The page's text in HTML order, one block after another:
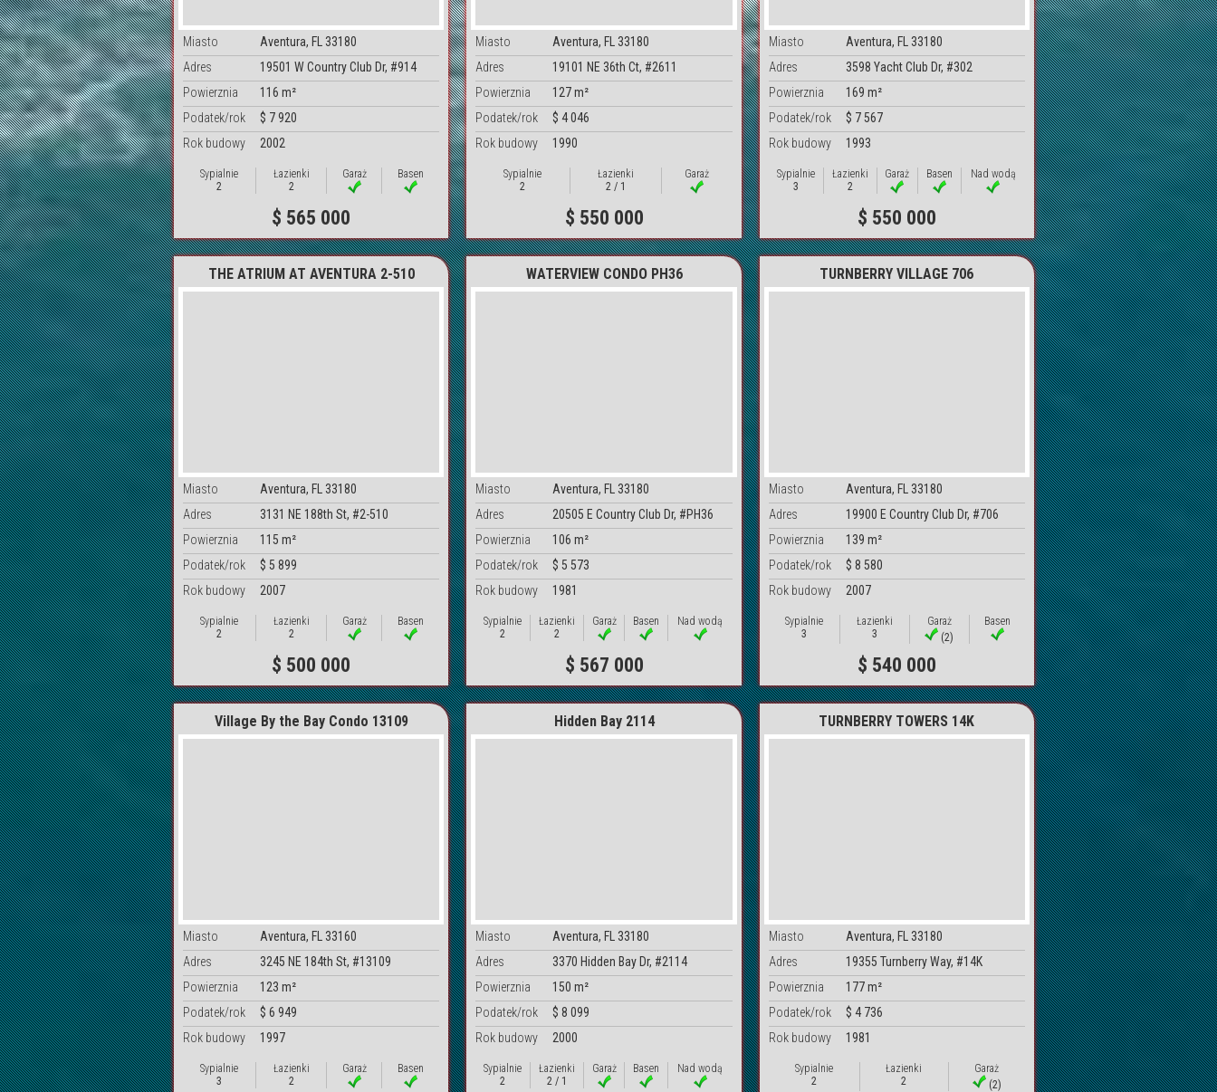
Miasto
Aventura, FL 33180
Adres
19501 W Country Club Dr, #914
Powierznia
116 m²
Podatek/rok
$ 7 920
Rok budowy
2002
Sypialnie
2
Łazienki
2
Garaż Basen
$ 565 000
Miasto
Aventura, FL 33180
Adres
19101 NE 36th Ct, #2611
Powierznia
127 m²
Podatek/rok
$ 4 046
Rok budowy
1990
Sypialnie
2
Łazienki
2 / 1
Garaż
$ 550 000
Miasto
Aventura, FL 33180
Adres
3598 Yacht Club Dr, #302
Powierznia
169 m²
Podatek/rok
$ 7 567
Rok budowy
1993
Sypialnie
3
Łazienki
2
Garaż Basen Nad wodą
$ 550 000
THE ATRIUM AT AVENTURA 2-510
Miasto
Aventura, FL 33180
Adres
3131 NE 188th St, #2-510
Powierznia
115 m²
Podatek/rok
$ 5 899
Rok budowy
2007
Sypialnie
2
Łazienki
2
Garaż Basen
$ 500 000
WATERVIEW CONDO PH36
Miasto
Aventura, FL 33180
Adres
20505 E Country Club Dr, #PH36
Powierznia
106 m²
Podatek/rok
$ 5 573
Rok budowy
1981
Sypialnie
2
Łazienki
2
Garaż Basen Nad wodą
$ 567 000
TURNBERRY VILLAGE 706
Miasto
Aventura, FL 33180
Adres
19900 E Country Club Dr, #706
Powierznia
139 m²
Podatek/rok
$ 8 580
Rok budowy
2007
Sypialnie
3
Łazienki
3
Garaż
(2)
Basen
$ 540 000
Village By the Bay Condo 13109
Miasto
Aventura, FL 33160
Adres
3245 NE 184th St, #13109
Powierznia
123 m²
Podatek/rok
$ 6 949
Rok budowy
1997
Sypialnie
3
Łazienki
2
Garaż Basen
Hidden Bay 2114
Miasto
Aventura, FL 33180
Adres
3370 Hidden Bay Dr, #2114
Powierznia
150 m²
Podatek/rok
$ 8 099
Rok budowy
2000
Sypialnie
2
Łazienki
2 / 1
Garaż Basen Nad wodą
TURNBERRY TOWERS 14K
Miasto
Aventura, FL 33180
Adres
19355 Turnberry Way, #14K
Powierznia
177 m²
Podatek/rok
$ 4 736
Rok budowy
1981
Sypialnie
2
Łazienki
2
Garaż
(2)